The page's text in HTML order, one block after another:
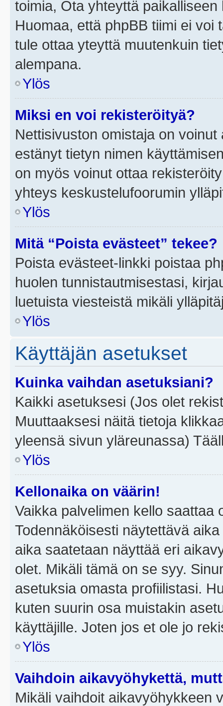
toimia, Ota yhteyttä
Huomaa, että phpBB tiimi ei voi
tule ottaa yteyttä muutenkuin
alempana.
Ylös
Miksi en voi rekisteröityä?
Nettisivuston omistaja on
estänyt tietyn nimen
on myös voinut ottaa
yhteys keskustelufoorumin
Ylös
Mitä “Poista evästeet” tekee?
Poista evästeet-linkki poistaa
huolen tunnistautmisestasi,
luetuista viesteistä mikäli
Ylös
Käyttäjän asetukset
Kuinka vaihdan asetuksiani?
Kaikki asetuksesi (Jos olet
Muuttaaksesi näitä tietoja
yleensä sivun yläreunassa)
Ylös
Kellonaika on väärin!
Vaikka palvelimen kello saattaa
Todennäköisesti näytettävä
aika saatetaan näyttää eri
olet. Mikäli tämä on se syy.
asetuksia omasta profiilistasi.
kuten suurin osa muistakin
käyttäjille. Joten jos et ole jo
Ylös
Vaihdoin aikavyöhykettä,
Mikäli vaihdoit aikavyöhykkeen